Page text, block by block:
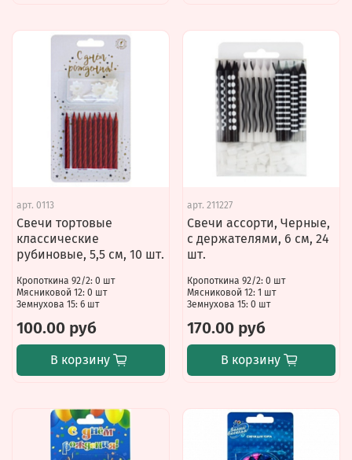
арт. 0113
Свечи тортовые
классические
рубиновые, 5,5 см, 10 шт.
Кропоткина 92/2: 0 шт
Мясниковой 12: 0 шт
Земнухова 15: 6 шт
100.00 руб
В корзину
арт. 211227
Свечи ассорти, Черные,
с держателями, 6 см, 24
шт.
Кропоткина 92/2: 0 шт
Мясниковой 12: 1 шт
Земнухова 15: 0 шт
170.00 руб
В корзину